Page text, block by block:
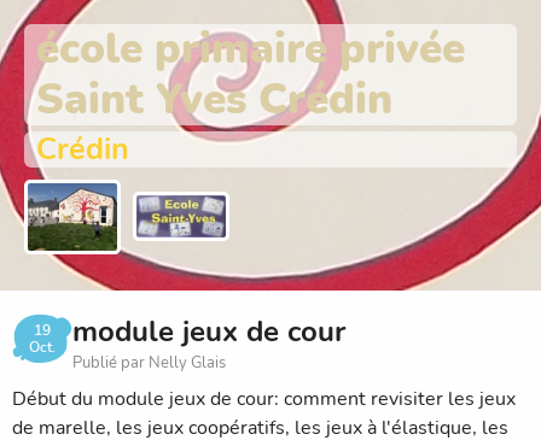
école primaire privée
Saint Yves Crédin
Crédin
19
Oct.
module jeux de cour
Publié par Nelly Glais
Début du module jeux de cour: comment revisiter les jeux
de marelle, les jeux coopératifs, les jeux à l'élastique, les